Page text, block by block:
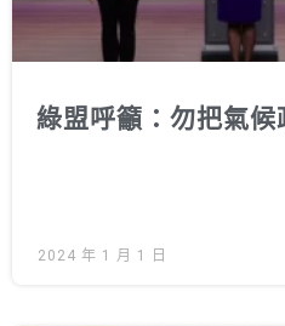
透明足跡
綠盟觀點
新聞稿及聲明
出版及義賣品
綠盟呼籲：勿把氣候
2024 年 1 月 1 日